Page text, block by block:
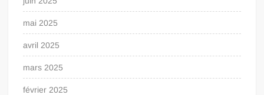
mai 2025
avril 2025
mars 2025
février 2025